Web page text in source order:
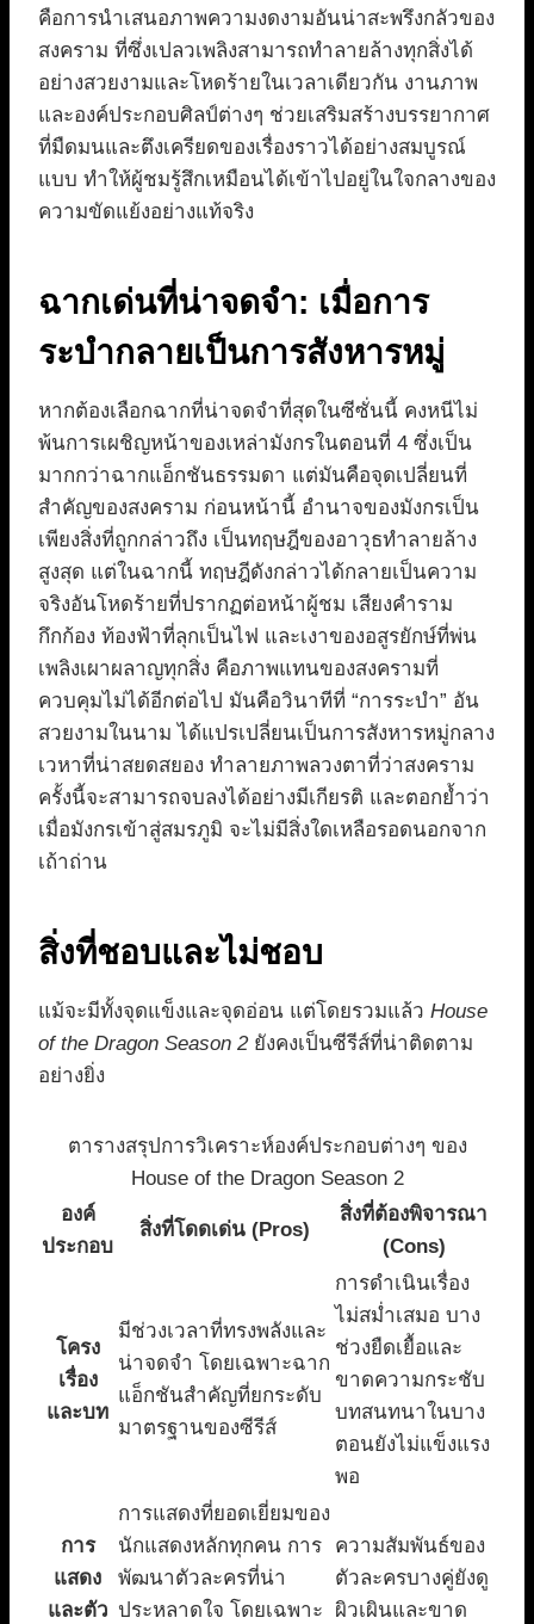
คือการนำเสนอภาพความงดงามอันน่าสะพรึงกลัวของ
สงคราม ที่ซึ่งเปลวเพลิงสามารถทำลายล้างทุกสิ่งได้
อย่างสวยงามและโหดร้ายในเวลาเดียวกัน งานภาพ
และองค์ประกอบศิลป์ต่างๆ ช่วยเสริมสร้างบรรยากาศ
ที่มืดมนและตึงเครียดของเรื่องราวได้อย่างสมบูรณ์
แบบ ทำให้ผู้ชมรู้สึกเหมือนได้เข้าไปอยู่ในใจกลางของ
ความขัดแย้งอย่างแท้จริง
ฉากเด่นที่น่าจดจำ: เมื่อการ
ระบำกลายเป็นการสังหารหมู่
หากต้องเลือกฉากที่น่าจดจำที่สุดในซีซั่นนี้ คงหนีไม่
พ้นการเผชิญหน้าของเหล่ามังกรในตอนที่ 4 ซึ่งเป็น
มากกว่าฉากแอ็กชันธรรมดา แต่มันคือจุดเปลี่ยนที่
สำคัญของสงคราม ก่อนหน้านี้ อำนาจของมังกรเป็น
เพียงสิ่งที่ถูกกล่าวถึง เป็นทฤษฎีของอาวุธทำลายล้าง
สูงสุด แต่ในฉากนี้ ทฤษฎีดังกล่าวได้กลายเป็นความ
จริงอันโหดร้ายที่ปรากฏต่อหน้าผู้ชม เสียงคำราม
กึกก้อง ท้องฟ้าที่ลุกเป็นไฟ และเงาของอสูรยักษ์ที่พ่น
เพลิงเผาผลาญทุกสิ่ง คือภาพแทนของสงครามที่
ควบคุมไม่ได้อีกต่อไป มันคือวินาทีที่ “การระบำ” อัน
สวยงามในนาม ได้แปรเปลี่ยนเป็นการสังหารหมู่กลาง
เวหาที่น่าสยดสยอง ทำลายภาพลวงตาที่ว่าสงคราม
ครั้งนี้จะสามารถจบลงได้อย่างมีเกียรติ และตอกย้ำว่า
เมื่อมังกรเข้าสู่สมรภูมิ จะไม่มีสิ่งใดเหลือรอดนอกจาก
เถ้าถ่าน
สิ่งที่ชอบและไม่ชอบ
แม้จะมีทั้งจุดแข็งและจุดอ่อน แต่โดยรวมแล้ว House
of the Dragon Season 2ยังคงเป็นซีรีส์ที่น่าติดตาม
อย่างยิ่ง
ตารางสรุปการวิเคราะห์องค์ประกอบต่างๆ ของ
House of the Dragon Season 2
องค์
ประกอบ
สิ่งที่โดดเด่น (Pros)
สิ่งที่ต้องพิจารณา
(Cons)
โครง
เรื่อง
และบท
มีช่วงเวลาที่ทรงพลังและ
น่าจดจำ โดยเฉพาะฉาก
แอ็กชันสำคัญที่ยกระดับ
มาตรฐานของซีรีส์
การดำเนินเรื่อง
ไม่สม่ำเสมอ บาง
ช่วงยืดเยื้อและ
ขาดความกระชับ
บทสนทนาในบาง
ตอนยังไม่แข็งแรง
พอ
การ
แสดง
และตัว
การแสดงที่ยอดเยี่ยมของ
นักแสดงหลักทุกคน การ
พัฒนาตัวละครที่น่า
ประหลาดใจ โดยเฉพาะ
ความสัมพันธ์ของ
ตัวละครบางคู่ยังดู
ผิวเผินและขาด